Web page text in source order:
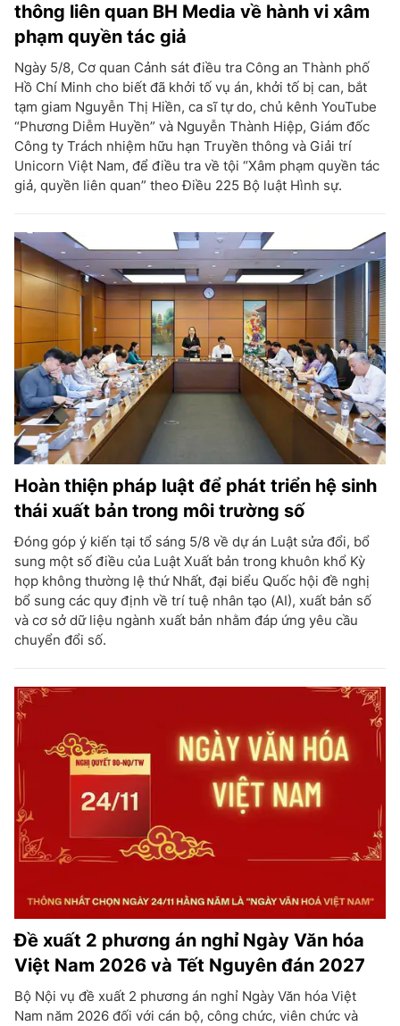
thông liên quan BH Media về hành vi xâm
phạm quyền tác giả
Ngày 5/8, Cơ quan Cảnh sát điều tra Công an Thành phố
Hồ Chí Minh cho biết đã khởi tố vụ án, khởi tố bị can, bắt
tạm giam Nguyễn Thị Hiền, ca sĩ tự do, chủ kênh YouTube
“Phương Diễm Huyền” và Nguyễn Thành Hiệp, Giám đốc
Công ty Trách nhiệm hữu hạn Truyền thông và Giải trí
Unicorn Việt Nam, để điều tra về tội “Xâm phạm quyền tác
giả, quyền liên quan” theo Điều 225 Bộ luật Hình sự.
Hoàn thiện pháp luật để phát triển hệ sinh
thái xuất bản trong môi trường số
Đóng góp ý kiến tại tổ sáng 5/8 về dự án Luật sửa đổi, bổ
sung một số điều của Luật Xuất bản trong khuôn khổ Kỳ
họp không thường lệ thứ Nhất, đại biểu Quốc hội đề nghị
bổ sung các quy định về trí tuệ nhân tạo (AI), xuất bản số
và cơ sở dữ liệu ngành xuất bản nhằm đáp ứng yêu cầu
chuyển đổi số.
Đề xuất 2 phương án nghỉ Ngày Văn hóa
Việt Nam 2026 và Tết Nguyên đán 2027
Bộ Nội vụ đề xuất 2 phương án nghỉ Ngày Văn hóa Việt
Nam năm 2026 đối với cán bộ, công chức, viên chức và